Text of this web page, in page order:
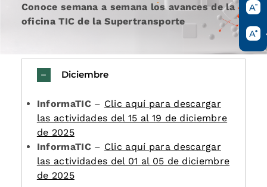
Conoce semana a semana los avances de la
oficina TIC de la Supertransporte
Diciembre
InformaTIC – Clic aquí para descargar
las actividades del 15 al 19 de diciembre
de 2025
InformaTIC – Clic aquí para descargar
las actividades del 01 al 05 de diciembre
de 2025